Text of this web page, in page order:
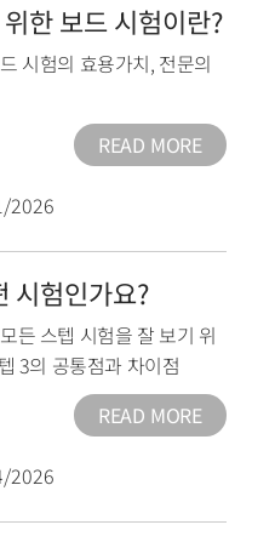
한 보드 시험이란?
시험의 효용가치, 전문의
READ MORE
2026
시험인가요?
모든 스텝 시험을 잘 보기 위
3의 공통점과 차이점
READ MORE
2026